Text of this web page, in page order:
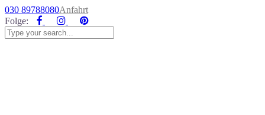
030 89788080Anfahrt
Folge: